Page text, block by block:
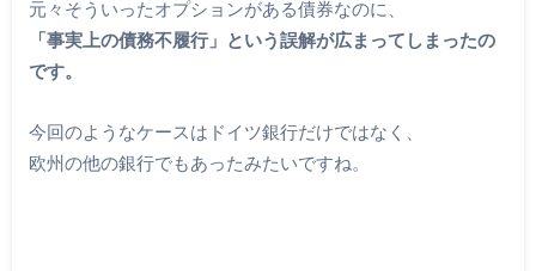
元々そういったオプションがある債券なのに、
「事実上の債務不履行」という誤解が広まってしまったの
です。
今回のようなケースはドイツ銀行だけではなく、
欧州の他の銀行でもあったみたいですね。